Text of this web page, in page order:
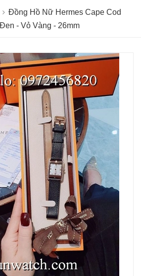
Đồng Hồ Nữ Hermes Cape Cod
- Vỏ Vàng - 26mm